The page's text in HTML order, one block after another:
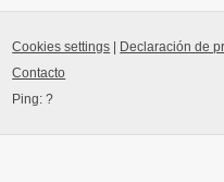
Cookies settings Declaración de
Contacto
Ping:?